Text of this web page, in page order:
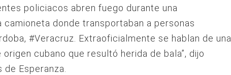
policiacos abren fuego durante una
camioneta donde transportaban a personas
#Veracruz. Extraoficialmente se hablan de una
cubano que resultó herida de bala”, dijo
Esperanza.